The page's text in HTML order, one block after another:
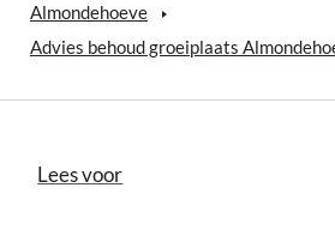
Almondehoeve
Advies behoud groeiplaats
Lees voor